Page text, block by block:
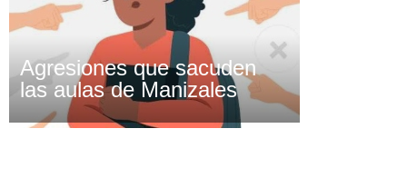
Agresiones que sacuden
las aulas de Manizales